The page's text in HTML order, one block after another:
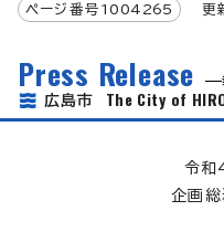
ページ番号 1004265 更
Press Release
広島市 The City of
令和
企画